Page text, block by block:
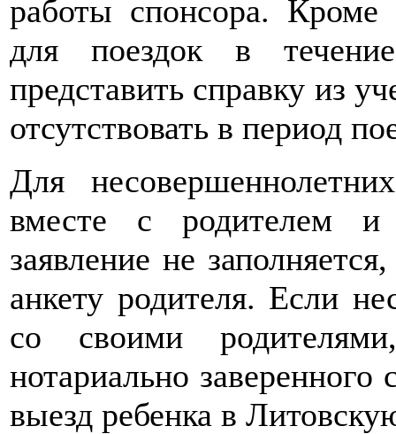
работы спонсора. Кроме
для поездок в
представить справку из
отсутствовать в период
Для
вместе с родителем и
заявление не
анкету родителя. Если
со своими
нотариально заверенного
выезд ребенка в